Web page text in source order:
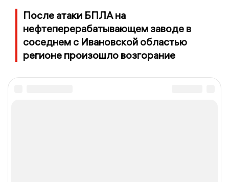
После атаки БПЛА на
нефтеперерабатывающем заводе в
соседнем с Ивановской областью
регионе произошло возгорание